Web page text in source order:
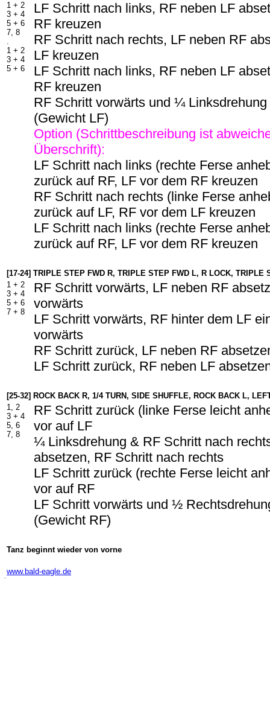
1 + 2
3 + 4
5 + 6
7, 8
.
1 + 2
3 + 4
5 + 6
LF Schritt nach links, RF neben LF
RF kreuzen
RF Schritt nach rechts, LF neben RF
LF kreuzen
LF Schritt nach links, RF neben LF
RF kreuzen
RF Schritt vorwärts und ¼
(Gewicht LF)
Option (Schrittbeschreibung ist
Überschrift):
LF Schritt nach links (rechte Ferse
zurück auf RF, LF vor dem RF kreuzen
RF Schritt nach rechts (linke Ferse
zurück auf LF, RF vor dem LF kreuzen
LF Schritt nach links (rechte Ferse
zurück auf RF, LF vor dem RF kreuzen
[17-24] TRIPLE STEP FWD R, TRIPLE STEP FWD L, R LOCK, TRIPLE
1 + 2
3 + 4
5 + 6
7 + 8
RF Schritt vorwärts, LF neben RF
vorwärts
LF Schritt vorwärts, RF hinter dem LF
vorwärts
RF Schritt zurück, LF neben RF
LF Schritt zurück, RF neben LF
[25-32] ROCK BACK R, 1/4 TURN, SIDE SHUFFLE, ROCK BACK L,
1, 2
3 + 4
5, 6
7, 8
RF Schritt zurück (linke Ferse leicht
vor auf LF
¼ Linksdrehung & RF Schritt nach
absetzen, RF Schritt nach rechts
LF Schritt zurück (rechte Ferse leicht
vor auf RF
LF Schritt vorwärts und ½
(Gewicht RF)
Tanz beginnt wieder von vorne
www.bald-eagle.de